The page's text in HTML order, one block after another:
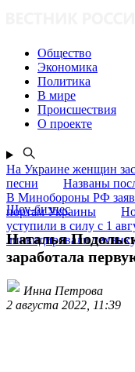
Общество
Экономика
Политика
В мире
Происшествия
О проекте
На Украине женщин
песни
Названы
В Минобороны РФ
портам Украины
уступили в силу с 1
ликвидировали
Шоу-бизнес
Наталья
заработала
Инна Петрова
2 августа 2022, 11:39